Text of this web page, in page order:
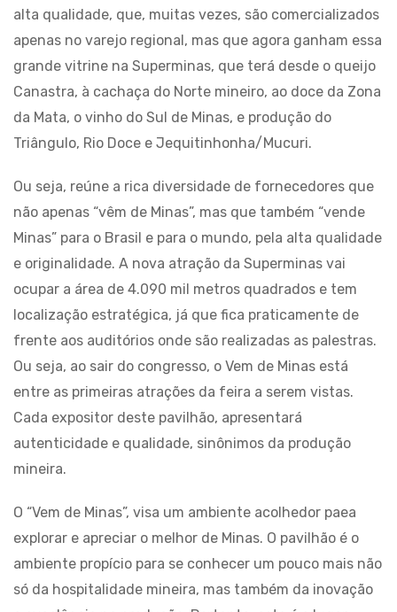
alta qualidade, que, muitas vezes, são comercializados
apenas no varejo regional, mas que agora ganham essa
grande vitrine na Superminas, que terá desde o queijo
Canastra, à cachaça do Norte mineiro, ao doce da Zona
da Mata, o vinho do Sul de Minas, e produção do
Triângulo, Rio Doce e Jequitinhonha/Mucuri.
Ou seja, reúne a rica diversidade de fornecedores que
não apenas “vêm de Minas”, mas que também “vende
Minas” para o Brasil e para o mundo, pela alta qualidade
e originalidade. A nova atração da Superminas vai
ocupar a área de 4.090 mil metros quadrados e tem
localização estratégica, já que fica praticamente de
frente aos auditórios onde são realizadas as palestras.
Ou seja, ao sair do congresso, o Vem de Minas está
entre as primeiras atrações da feira a serem vistas.
Cada expositor deste pavilhão, apresentará
autenticidade e qualidade, sinônimos da produção
mineira.
O “Vem de Minas”, visa um ambiente acolhedor paea
explorar e apreciar o melhor de Minas. O pavilhão é o
ambiente propício para se conhecer um pouco mais não
só da hospitalidade mineira, mas também da inovação